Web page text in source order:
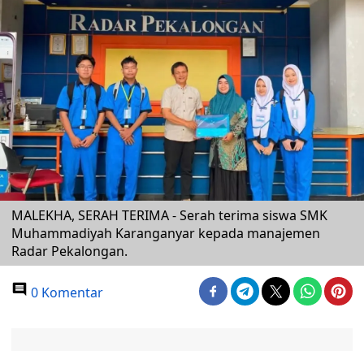
MALEKHA, SERAH TERIMA - Serah terima siswa SMK
Muhammadiyah Karanganyar kepada manajemen
Radar Pekalongan.
0 Komentar